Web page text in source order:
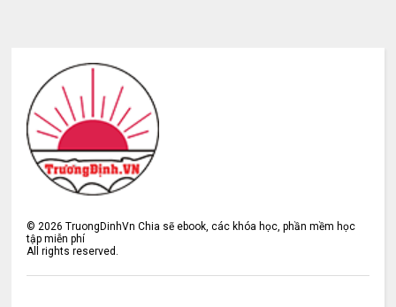
© 2026 TruongDinhVn Chia sẽ ebook, các khóa học, phần mềm học
tập miễn phí
All rights reserved.